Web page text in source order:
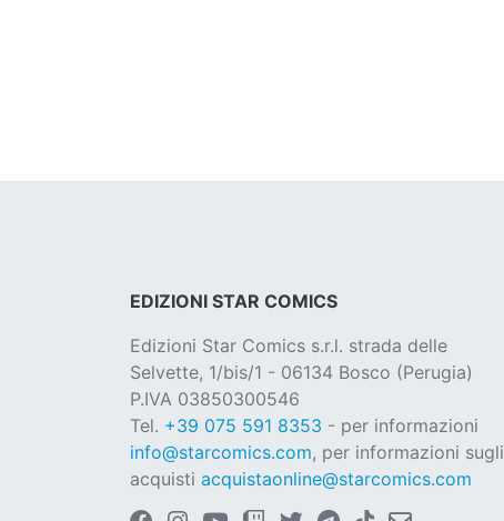
EDIZIONI STAR COMICS
Edizioni Star Comics s.r.l. strada delle
Selvette, 1/bis/1 - 06134 Bosco (Perugia)
P.IVA 03850300546
Tel. +39 075 591 8353 - per informazioni
info@starcomics.com, per informazioni sugli
acquisti acquistaonline@starcomics.com